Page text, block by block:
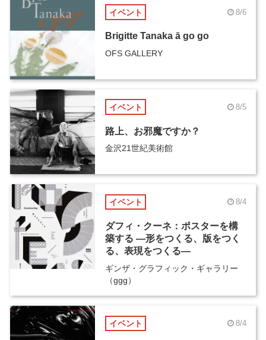
イベント 8/6
Brigitte Tanaka ā go go
OFS GALLERY
イベント 8/5
路上、お邪魔ですか？
金沢21世紀美術館
イベント 8/4
ダフィ・クーネ：ポスターを構
築する ―形をつくる、版をつく
る、表現をつくる―
ギンザ・グラフィック・ギャラリー
（ggg）
イベント 8/4